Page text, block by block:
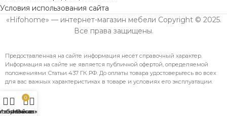
Условия использования сайта
«Hifohome» — интернет-магазин мебели Copyright © 2025.
Все права защищены.
Предоставленная на сайте информация несёт справочный характер.
Информация на сайте не является публичной офертой, определяемой
положениями Статьи 437 ГК РФ. До оплаты товара удостоверьтесь во всех
для вас важных характеристиках в товаре и условиях его эксплуатации.
0
Заказ
Мой аккаунт